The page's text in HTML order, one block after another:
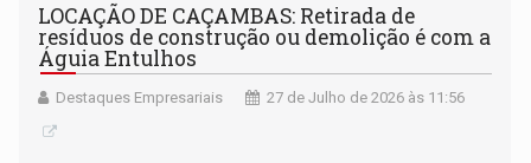
LOCAÇÃO DE CAÇAMBAS: Retirada de
resíduos de construção ou demolição é com a
Águia Entulhos
Destaques Empresariais 27 de Julho de 2026 às 11:56